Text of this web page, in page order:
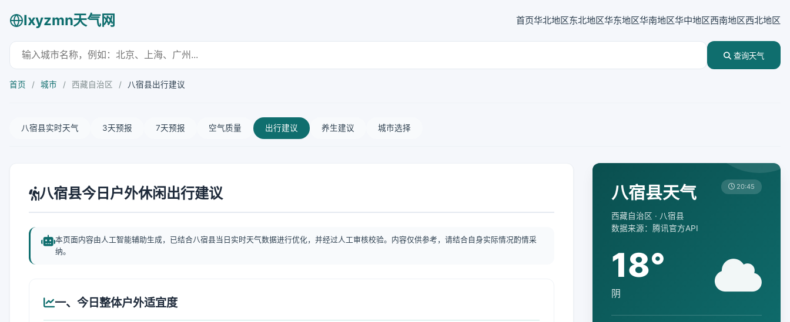
lxyzmn天气网 首页华北地区东北地区华东地区华南地区华中地区西南地区西北地区
查询天气
首页 / 城市 / 西藏自治区 / 八宿县出行建议
八宿县实时天气 3天预报 7天预报 空气质量 出行建议 养生建议 城市选择
八宿县今日户外休闲出行建议
本页面内容由人工智能辅助生成，已结合八宿县当日实时天气数据进行优化，并经过人工审核校验。内容仅供参考，请结合自身实际情况酌情采
纳。
一、今日整体户外适宜度
八宿县天气
西藏自治区 · 八宿县
数据来源：腾讯官方API
20:45
18°
阴